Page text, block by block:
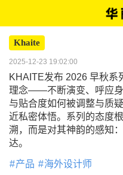
Khaite
2025-12-23 19:02:00
KHAITE发布 2026 早秋系
理念——不断演变、呼应身
与贴合度如何被调整与质
近私密体悟。系列的态度
溯，而是对其神韵的感知
达。
产品 海外设计师